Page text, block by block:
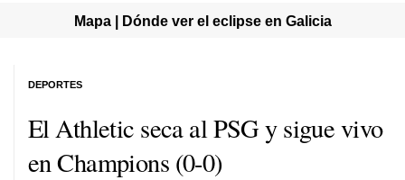
Mapa | Dónde ver el eclipse en Galicia
El Athletic seca al PSG y sigue vivo
en Champions (0-0)
DEPORTES